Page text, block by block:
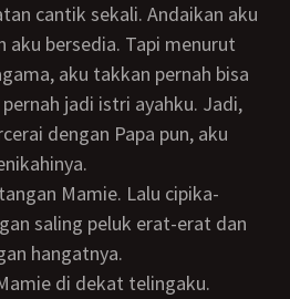
cantik sekali. Andaikan aku
aku bersedia. Tapi menurut
aku takkan pernah bisa
jadi istri ayahku. Jadi,
dengan Papa pun, aku
saling peluk erat-erat dan
hangatnya.